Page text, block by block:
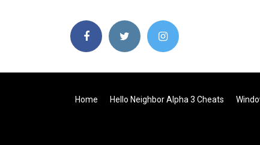
Home Hello Neighbor Alpha 3 Cheats